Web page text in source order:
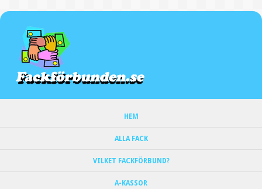
HEM
ALLA FACK
VILKET FACKFÖRBUND?
A-KASSOR